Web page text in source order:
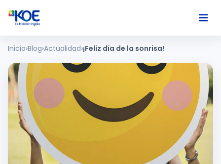
Ingles
Paises
Nosotros
Usuarios
Inicio Blog Actualidad ¡Feliz día de la sonrisa!